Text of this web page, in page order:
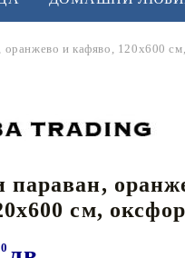
и софтбол
и лакрос
спортно оборудване
оранжево и кафяво, 120x600
параван,
см,